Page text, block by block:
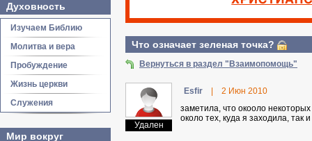
Духовность
Изучаем Библию
Молитва и вера
Пробуждение
Жизнь церкви
Служения
Мир вокруг
Что означает зеленая точка?
Вернуться в раздел "Взаимопомощь"
Удален
Еsfir
2 Июн 2010
заметила, что окооло некоторых
около тех, куда я заходила, так